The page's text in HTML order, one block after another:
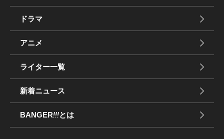
ドラマ
アニメ
ライター一覧
新着ニュース
BANGER!!!とは